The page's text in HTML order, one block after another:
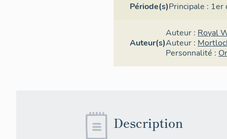
Période(s)Principale : 1er
Auteur(s)
Auteur : Royal
Auteur :
Personnalité :
Description